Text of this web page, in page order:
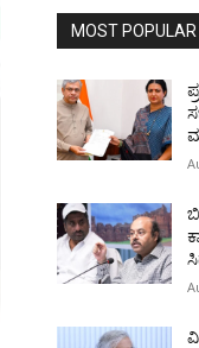
MOST POPULAR